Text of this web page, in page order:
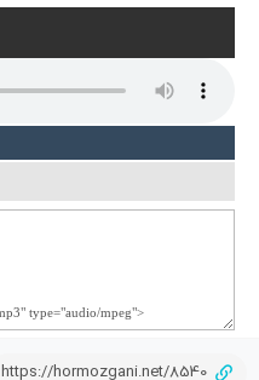
https://hormozgani.net/8540